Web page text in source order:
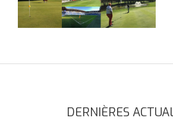
DERNIÈRES